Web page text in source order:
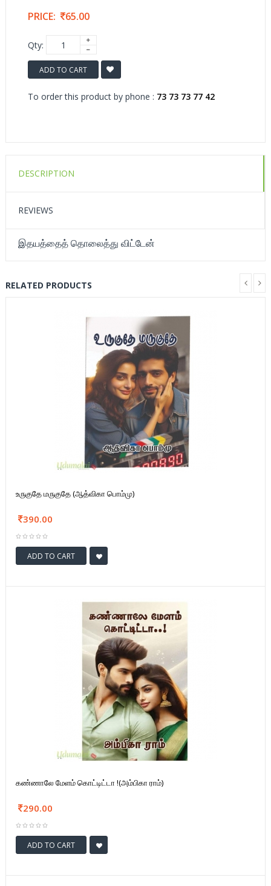
PRICE: 65.00
Qty:
ADD TO CART
To order this product by phone : 73 73 73 77 42
DESCRIPTION
REVIEWS
இதயத்தைத் தொலைத்து விட்டேன்
RELATED PRODUCTS
உருகுதே மருகுதே (ஆத்விகா பொம்மு)
390.00
ADD TO CART
கண்ணாலே மேளம் கொட்டிட்டா !(அம்பிகா ராம்)
290.00
ADD TO CART